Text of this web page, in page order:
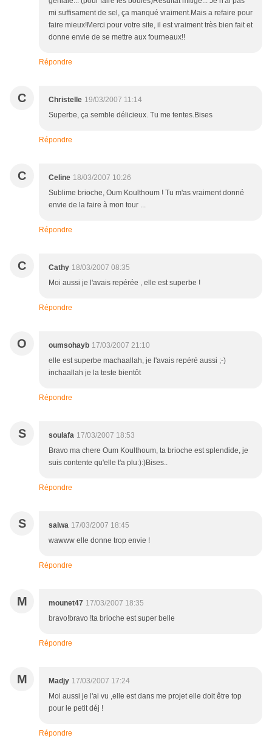
mi suffisament de sel, ça manqué vraiment.Mais a refaire pour
faire mieux!Merci pour votre site, il est vraiment très bien fait et
donne envie de se mettre aux fourneaux!!
Répondre
C Christelle 19/03/2007 11:14
Superbe, ça semble délicieux. Tu me tentes.Bises
Répondre
C Celine 18/03/2007 10:26
Sublime brioche, Oum Koulthoum ! Tu m'as vraiment donné
envie de la faire à mon tour ...
Répondre
C Cathy 18/03/2007 08:35
Moi aussi je l'avais repérée , elle est superbe !
Répondre
O oumsohayb 17/03/2007 21:10
elle est superbe machaallah, je l'avais repéré aussi ;-)
inchaallah je la teste bientôt
Répondre
S soulafa 17/03/2007 18:53
Bravo ma chere Oum Koulthoum, ta brioche est splendide, je
suis contente qu'elle t'a plu:):)Bises..
Répondre
S salwa 17/03/2007 18:45
wawww elle donne trop envie !
Répondre
M mounet47 17/03/2007 18:35
bravo!bravo !ta brioche est super belle
Répondre
M Madjy 17/03/2007 17:24
Moi aussi je l'ai vu ,elle est dans me projet elle doit être top
pour le petit déj !
Répondre